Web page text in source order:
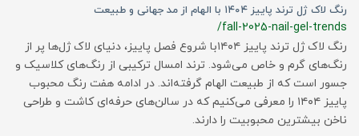
رنگ لاک ژل ترند پاییز ۱۴۰۴ با الهام از مد جهانی و طبیعت
/fall-2025-nail-gel-trends
رنگ لاک ژل ترند پاییز ۱۴۰۴با شروع فصل پاییز، دنیای لاک ژل‌ها پر از
رنگ‌های گرم و خاص می‌شود. ترند امسال ترکیبی از رنگ‌های کلاسیک و
جسور است که از طبیعت الهام گرفته‌اند. در ادامه هفت رنگ محبوب
پاییز ۱۴۰۴ را معرفی می‌کنیم که در سالن‌های حرفه‌ای کاشت و طراحی
ناخن بیشترین محبوبیت را دارند.